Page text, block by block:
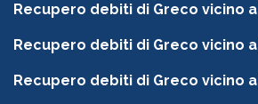
Recupero debiti di Greco vicino
Recupero debiti di Greco vicino
Recupero debiti di Greco vicino